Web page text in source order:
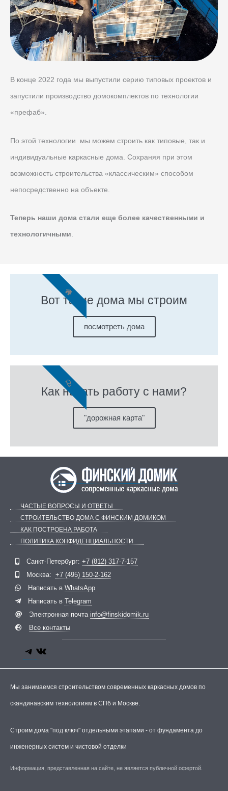
В конце 2022 года мы выпустили серию типовых проектов и
запустили производство домокомплектов по технологии
«префаб».
По этой технологии мы можем строить как типовые, так и
индивидуальные каркасные дома. Сохраняя при этом
возможность строительства «классическим» способом
непосредственно на объекте.
Теперь наши дома стали еще более качественными и
технологичными
Вот такие дома мы строим
посмотреть дома
Как начать работу с нами?
"дорожная карта"
ЧАСТЫЕ ВОПРОСЫ И ОТВЕТЫ
СТРОИТЕЛЬСТВО ДОМА С ФИНСКИМ ДОМИКОМ
КАК ПОСТРОЕНА РАБОТА
ПОЛИТИКА КОНФИДЕНЦИАЛЬНОСТИ
Санкт-Петербург: +7 (812) 317-7-157
Москва: +7 (495) 150-2-162
Написать в WhatsApp
Написать в Telegram
Электронная почта info@finskidomik.ru
Все контакты
Telegram
ВКонтакте
Мы занимаемся строительством современных каркасных домов по
скандинавским технологиям в СПб и Москве.
Строим дома "под ключ" отдельными этапами - от фундамента до
инженерных систем и чистовой отделки
Информация, представленная на сайте, не является публичной офертой.